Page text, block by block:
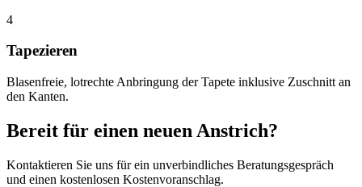
4
Tapezieren
Blasenfreie, lotrechte Anbringung der Tapete inklusive Zuschnitt an
den Kanten.
Bereit für einen neuen Anstrich?
Kontaktieren Sie uns für ein unverbindliches Beratungsgespräch
und einen kostenlosen Kostenvoranschlag.